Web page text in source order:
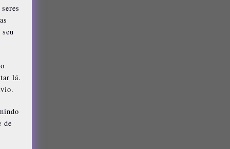
lá.
de